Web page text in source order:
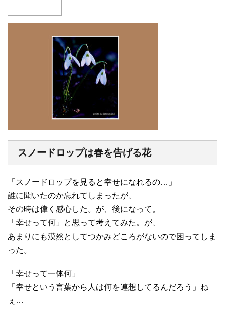
スノードロップは春を告げる花
「スノードロップを見ると幸せになれるの…」
誰に聞いたのか忘れてしまったが、
その時は偉く感心した。が、後になって。
「幸せって何」と思って考えてみた。が、
あまりにも漠然としてつかみどころがないので困ってしま
った。
「幸せって一体何」
「幸せという言葉から人は何を連想してるんだろう」ね
ぇ…